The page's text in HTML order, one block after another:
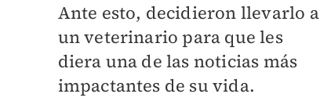
Ante esto, decidieron llevarlo a
un veterinario para que les
diera una de las noticias más
impactantes de su vida.